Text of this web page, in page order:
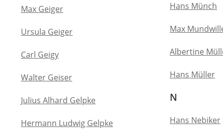
Max Geiger
Ursula Geiger
Carl Geigy
Walter Geiser
Julius Alhard Gelpke
Hermann Ludwig Gelpke
Hans Münch
Max
Albertine
Hans Müller
N
Hans Nebiker